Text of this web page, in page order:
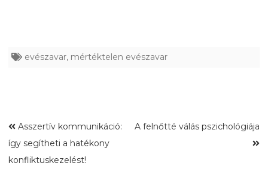
evészavar, mértéktelen evészavar
Asszertív kommunikáció:
így segítheti a hatékony
konfliktuskezelést!
A felnőtté válás pszichológiája